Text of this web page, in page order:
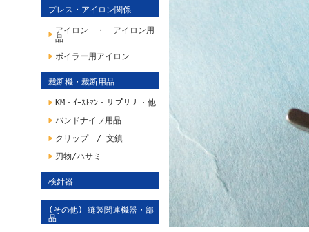
プレス・アイロン関係
アイロン ・ アイロン用
品
ボイラー用アイロン
裁断機・裁断用品
KM・ｲｰｽﾄﾏﾝ・サプリナ・他
バンドナイフ用品
クリップ / 文鎮
刃物/ハサミ
検針器
(その他) 縫製関連機器・部
品